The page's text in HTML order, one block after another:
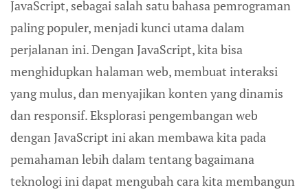
JavaScript, sebagai salah satu bahasa pemrograman
paling populer, menjadi kunci utama dalam
perjalanan ini. Dengan JavaScript, kita bisa
menghidupkan halaman web, membuat interaksi
yang mulus, dan menyajikan konten yang dinamis
dan responsif. Eksplorasi pengembangan web
dengan JavaScript ini akan membawa kita pada
pemahaman lebih dalam tentang bagaimana
teknologi ini dapat mengubah cara kita membangun